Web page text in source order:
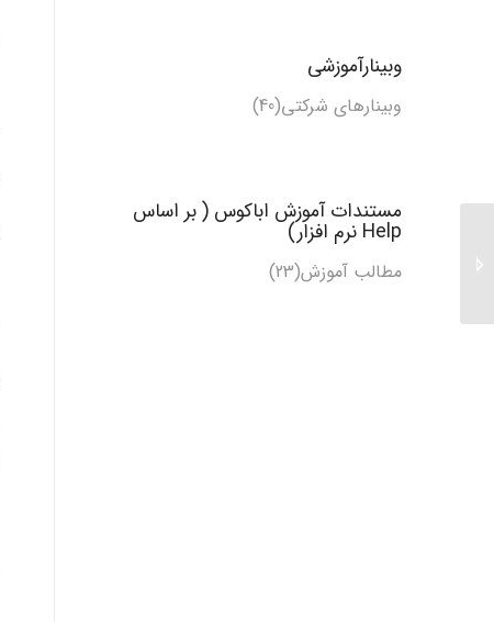
وبینارآموزشی
وبینارهای شرکتی(40)
مستندات آموزش اباکوس ( بر اساس
Help نرم افزار)
مطالب آموزش(23)مکانیسم ژنو